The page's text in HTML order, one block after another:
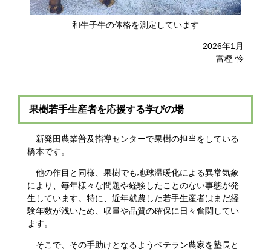
和牛子牛の体格を測定しています
2026年1月
富樫 怜
果樹若手生産者を応援する学びの場
新発田農業普及指導センターで果樹の担当をしている
橋本です。
他の作目と同様、果樹でも地球温暖化による異常気象
により、毎年様々な問題や経験したことのない事態が発
生しています。特に、近年就農した若手生産者はまだ経
験年数が浅いため、収量や品質の確保に日々奮闘してい
ます。
そこで、その手助けとなるようベテラン農家を塾長と